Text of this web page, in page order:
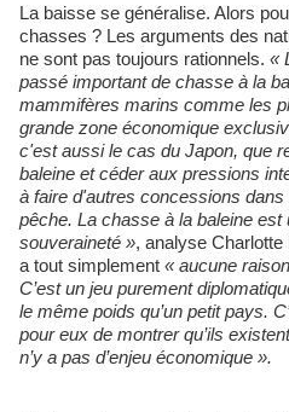
La baisse se généralise. Alors pourquoi poursuivre ces
chasses ? Les arguments des
ne sont pas toujours rationnels. «
passé important de chasse à la
mammifères marins comme les
grande zone économique
c'est aussi le cas du Japon, que
baleine et céder aux pressions
à faire d'autres concessions
pêche. La chasse à la baleine est
souveraineté », analyse Charlotte
a tout simplement « aucune
C’est un jeu purement
le même poids qu’un petit pays.
pour eux de montrer qu’ils
n’y a pas d’enjeu économique ».